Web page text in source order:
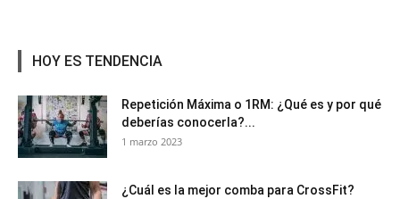
HOY ES TENDENCIA
Repetición Máxima o 1RM: ¿Qué es y por qué
deberías conocerla?...
1 marzo 2023
¿Cuál es la mejor comba para CrossFit?